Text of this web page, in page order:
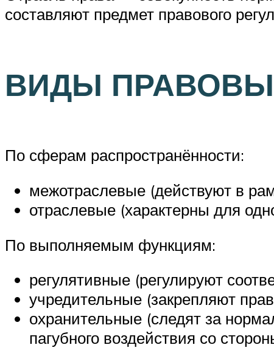
составляют предмет правового
ВИДЫ
По сферам распространённости:
межотраслевые (действуют в
отраслевые (характерны для
По выполняемым функциям:
регулятивные (регулируют
учредительные (закрепляют
охранительные (следят за
пагубного воздействия со